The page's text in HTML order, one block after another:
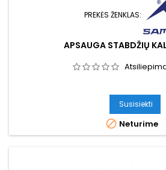
PREKĖS ŽENKLAS:
APSAUGA STABDŽIŲ
Susisiekti
 Neturime